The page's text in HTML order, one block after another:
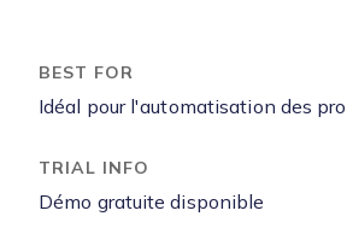
Idéal pour l'automatisation des
Démo gratuite disponible